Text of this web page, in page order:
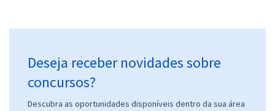
Deseja receber novidades sobre
concursos?
Descubra as oportunidades disponíveis dentro da sua área